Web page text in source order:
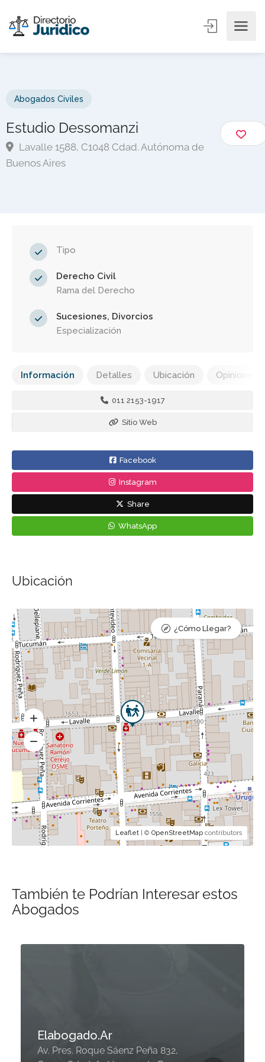
Abogados Civiles
Estudio Dessomanzi
Lavalle 1588, C1048 Cdad. Autónoma de
Buenos Aires
Tipo
Derecho Civil
Rama del Derecho
Sucesiones, Divorcios
Especialización
Información Detalles Ubicación Opiniones
011 2153-1917
Sitio Web
Facebook
Instagram
Share
WhatsApp
Ubicación
Leaflet | © OpenStreetMap contributors
¿Cómo Llegar?
También te Podrían Interesar estos
Abogados
Elabogado.Ar
Av. Pres. Roque Sáenz Peña 832,